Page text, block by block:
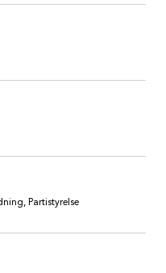
Partistyrelse